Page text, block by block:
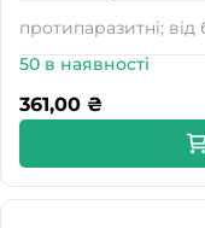
протипаразитні; від
50 в наявності
361,00 ₴